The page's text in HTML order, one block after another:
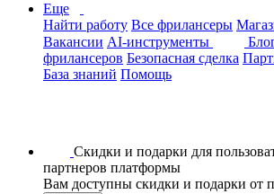
Еще
Найти работу Все фрилансеры
Вакансии AI-инструменты
фрилансеров Безопасная сделка
База знаний Помощь
Скидки и подарки для
партнеров платформы
Вам доступны скидки и подарки от